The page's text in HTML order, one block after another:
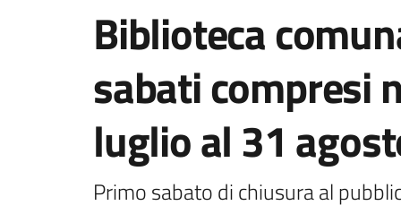
Biblioteca
sabati compresi
luglio al 31
Primo sabato di chiusura al